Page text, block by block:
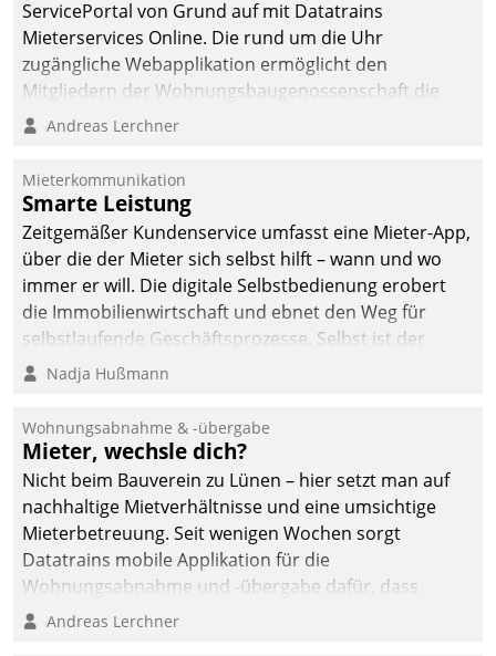
ServicePortal von Grund auf mit Datatrains
Mieterservices Online. Die rund um die Uhr
zugängliche Webapplikation ermöglicht den
Mitgliedern der Wohnungs­bau­genossenschaft die
Kontaktaufnahme per Smartphone, Tablet oder PC.
Andreas Lerchner
Mieterkommunikation
Smarte Leistung
Zeitgemäßer Kundenservice umfasst eine Mieter-App,
über die der Mieter sich selbst hilft – wann und wo
immer er will. Die digitale Selbstbedienung erobert
die Immobilienwirtschaft und ebnet den Weg für
selbstlaufende Geschäftsprozesse. Selbst ist der
Kunde und smart der Serviceanbieter.
Nadja Hußmann
Wohnungsabnahme & -übergabe
Mieter, wechsle dich?
Nicht beim Bauverein zu Lünen – hier setzt man auf
nachhaltige Mietverhältnisse und eine umsichtige
Mieterbetreuung. Seit wenigen Wochen sorgt
Datatrains mobile Applikation für die
Wohnungsabnahme und -übergabe dafür, dass
Mieter wohlgeordnet kommen und, so es sein muss,
Andreas Lerchner